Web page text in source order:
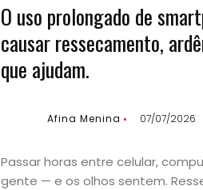
O uso prolongado de
causar ressecamento,
que ajudam.
Afina Menina 07/07/2026
Passar horas entre celular,
gente — e os olhos sentem.